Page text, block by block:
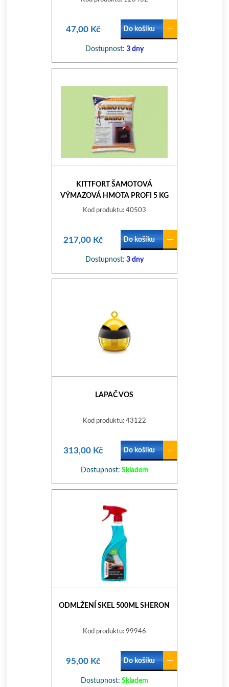
47,00 Kč Do košíku
Dostupnost: 3 dny
KITTFORT ŠAMOTOVÁ
VÝMAZOVÁ HMOTA PROFI 5 KG
Kod produktu: 40503
217,00 Kč Do košíku
Dostupnost: 3 dny
LAPAČ VOS
Kod produktu: 43122
313,00 Kč Do košíku
Dostupnost: Skladem
ODMLŽENÍ SKEL 500ML SHERON
Kod produktu: 99946
95,00 Kč Do košíku
Dostupnost: Skladem